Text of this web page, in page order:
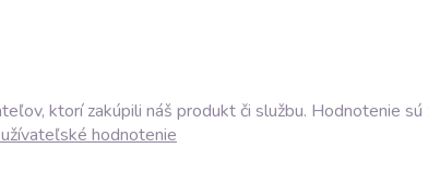
ktorí zakúpili náš produkt či službu. Hodnotenie sú
hodnotenie